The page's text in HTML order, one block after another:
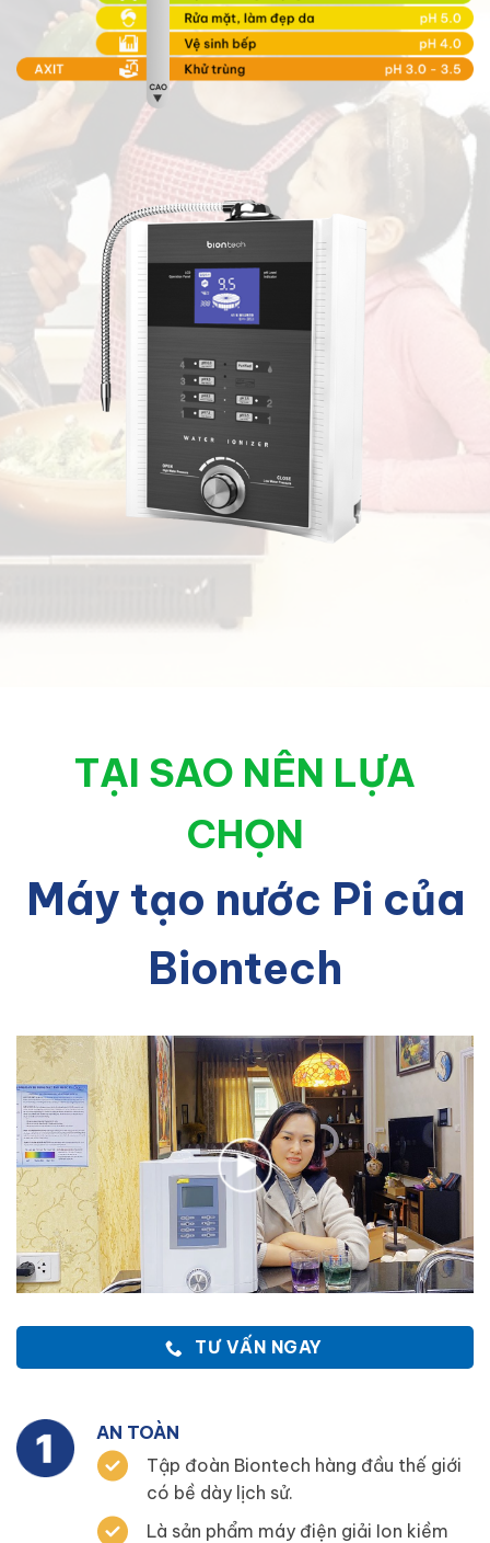
TẠI SAO NÊN LỰA
CHỌN
Máy tạo nước Pi của
Biontech
TƯ VẤN NGAY
AN TOÀN
Tập đoàn Biontech hàng đầu thế giới
có bề dày lịch sử.
Là sản phẩm máy điện giải Ion kiềm